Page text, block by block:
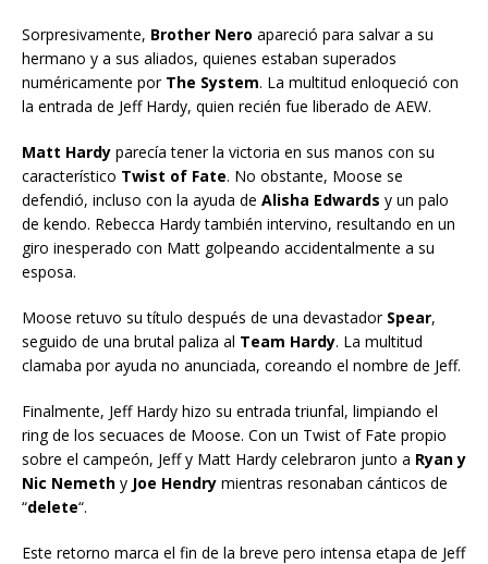
Sorpresivamente, Brother Nero apareció para salvar a su
hermano y a sus aliados, quienes estaban superados
numéricamente por The System. La multitud enloqueció con
la entrada de Jeff Hardy, quien recién fue liberado de AEW.
Matt Hardy parecía tener la victoria en sus manos con su
característico Twist of Fate. No obstante, Moose se
defendió, incluso con la ayuda de Alisha Edwards y un palo
de kendo. Rebecca Hardy también intervino, resultando en un
giro inesperado con Matt golpeando accidentalmente a su
esposa.
Moose retuvo su título después de una devastador Spear,
seguido de una brutal paliza al Team Hardy. La multitud
clamaba por ayuda no anunciada, coreando el nombre de Jeff.
Finalmente, Jeff Hardy hizo su entrada triunfal, limpiando el
ring de los secuaces de Moose. Con un Twist of Fate propio
sobre el campeón, Jeff y Matt Hardy celebraron junto a Ryan y
Nic Nemeth y Joe Hendry mientras resonaban cánticos de
“delete“.
Este retorno marca el fin de la breve pero intensa etapa de Jeff